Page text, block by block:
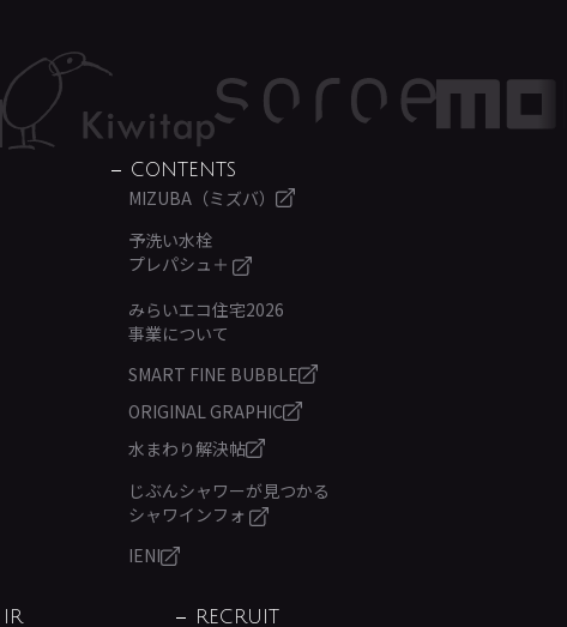
CONTENTS
MIZUBA（ミズバ）
予洗い水栓
プレパシュ＋
みらいエコ住宅2026
事業について
SMART FINE BUBBLE
ORIGINAL GRAPHIC
水まわり解決帖
じぶんシャワーが見つかる
シャワインフォ
IENI
IR RECRUIT